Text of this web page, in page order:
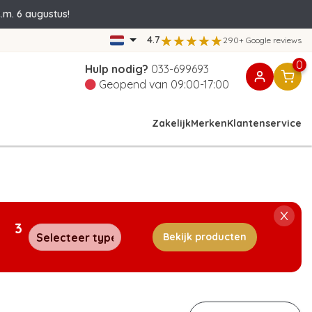
6 augustus!
4.7 290+ Google reviews
Hulp nodig? 033-699693
Geopend van 09:00-17:00
0
ZakelijkMerkenKlantenservice
3 Bekijk producten